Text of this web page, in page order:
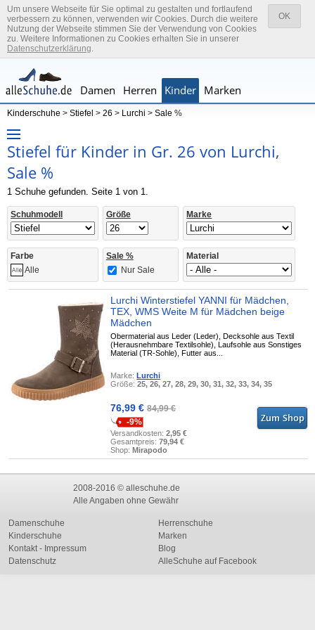
OK
Um unsere Webseite für Sie optimal zu gestalten und fortlaufend
verbessern zu können, verwenden wir Cookies. Durch die weitere
Nutzung der Webseite stimmen Sie der Verwendung von Cookies
zu. Weitere Informationen zu Cookies erhalten Sie in unserer
Datenschutzerklärung.
Damen Herren Kinder Marken
Kinderschuhe > Stiefel > 26 > Lurchi > Sale %
Stiefel für Kinder in Gr. 26 von Lurchi,
Sale %
1 Schuhe gefunden. Seite 1 von 1.
Schuhmodell Größe Marke
Farbe
Alle
Sale %
Nur Sale
Material
Lurchi Winterstiefel YANNI für Mädchen,
TEX, WMS Weite M für Mädchen beige
Mädchen
Obermaterial aus Leder (Leder), Decksohle aus Textil
(Herausnehmbare Textilsohle), Laufsohle aus Sonstiges
Material (TR-Sohle), Futter aus...
Marke:Lurchi
Größe:25, 26, 27, 28, 29, 30, 31, 32, 33, 34, 35
76,99 €84,99 €
-9%
Versandkosten:2,95 €
Gesamtpreis:79,94 €
Shop:Mirapodo
2008-2016 © alleschuhe.de
Alle Angaben ohne Gewähr
Damenschuhe
Kinderschuhe
Herrenschuhe
Marken
Kontakt - Impressum
Datenschutz
Blog
AlleSchuhe auf Facebook